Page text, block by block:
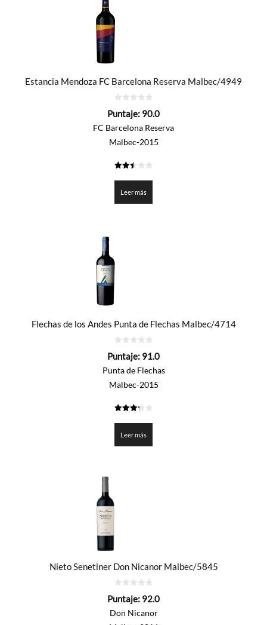
Estancia Mendoza FC Barcelona Reserva Malbec/4949
de
Puntaje: 90.0
FC Barcelona Reserva
Malbec-2015
de 5
Leer más
Flechas de los Andes Punta de Flechas Malbec/4714
de
Puntaje: 91.0
Punta de Flechas
Malbec-2015
de 5
Leer más
Nieto Senetiner Don Nicanor Malbec/5845
de
Puntaje: 92.0
Don Nicanor